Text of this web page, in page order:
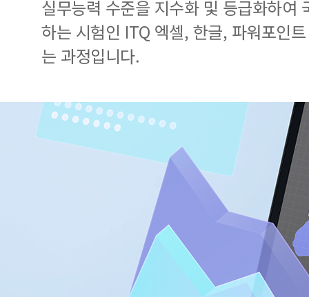
실무능력 수준을 지수화 및 등급화하여
하는 시험인 ITQ 엑셀, 한글, 파워포인
는 과정입니다.